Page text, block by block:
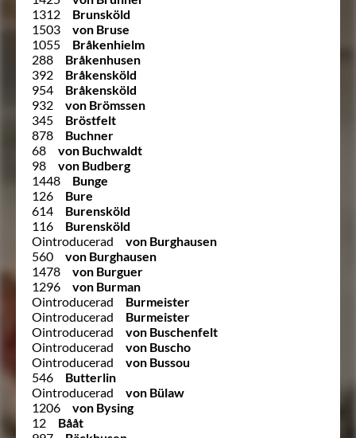
1312
Brunsköld
1503
von Bruse
1055
Bråkenhielm
288
Bråkenhusen
392
Bråkensköld
954
Bråkensköld
932
von Brömssen
345
Bröstfelt
878
Buchner
68
von Buchwaldt
98
von Budberg
1448
Bunge
126
Bure
614
Burensköld
116
Burensköld
Ointroducerad
von Burghausen
560
von Burghausen
1478
von Burguer
1296
von Burman
Ointroducerad
Burmeister
Ointroducerad
Burmeister
Ointroducerad
von Buschenfelt
Ointroducerad
von Buscho
Ointroducerad
von Bussou
546
Butterlin
Ointroducerad
von Bülaw
1206
von Bysing
12
Bååt